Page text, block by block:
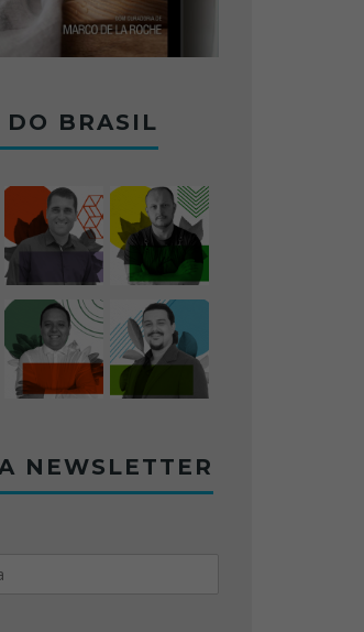
DO BRASIL
NEWSLETTER